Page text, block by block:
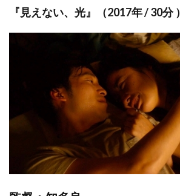
『見えない、光』（2017年 / 30分 ）